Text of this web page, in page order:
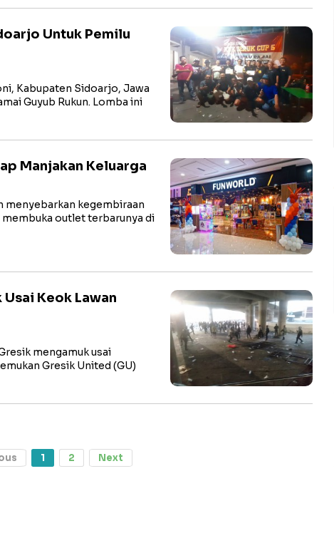
Untuk Pemilu
Kabupaten Sidoarjo, Jawa
Guyub Rukun. Lomba ini
Manjakan Keluarga
menyebarkan kegembiraan
membuka outlet terbarunya di
Keok Lawan
mengamuk usai
Gresik United (GU)
1 2 Next